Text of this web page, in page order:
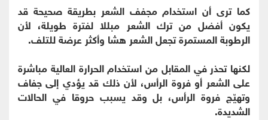
كما ترى أن استخدام مجفف الشعر بطريقة صحيحة قد
يكون أفضل من ترك الشعر مبللا لفترة طويلة، لأن
الرطوبة المستمرة تجعل الشعر هشا وأكثر عرضة للتلف.
لكنها تحذر في المقابل من استخدام الحرارة العالية مباشرة
على الشعر أو فروة الرأس، لأن ذلك قد يؤدي إلى جفاف
وتهيّج فروة الرأس، بل وقد يسبب حروقا في الحالات
الشديدة.